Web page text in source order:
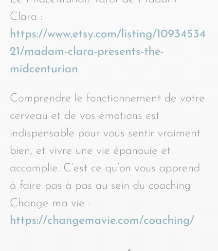
Clara :
https://www.etsy.com/listing/10934534
21/madam-clara-presents-the-
midcenturian
Comprendre le fonctionnement de votre
cerveau et de vos émotions est
indispensable pour vous sentir vraiment
bien, et vivre une vie épanouie et
accomplie. C’est ce qu’on vous apprend
à faire pas à pas au sein du coaching
Change ma vie :
https://changemavie.com/coaching/